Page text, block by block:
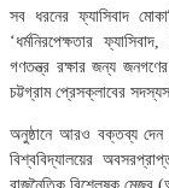
সব ধরনের ফ্যাসিবাদ
‘ধর্মনিরপেক্ষতার
গণতন্ত্র রক্ষার জন্য
চট্টগ্রাম প্রেসক্লাবের
অনুষ্ঠানে আরও বক্তব্য দেন
বিশ্ববিদ্যালয়ের